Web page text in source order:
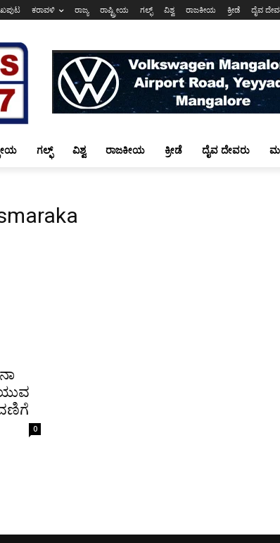
ಕರಾವಳಿ ರಾಜ್ಯ ರಾಷ್ಟ್ರೀಯ ಗಲ್ಫ್ ವಿಶ್ವ ರಾಜಕೀಯ ಕ್ರೀಡೆ ದೈವ
ಗಲ್ಫ್ ವಿಶ್ವ ರಾಜಕೀಯ ಕ್ರೀಡೆ ದೈವ ದೇವರು
0